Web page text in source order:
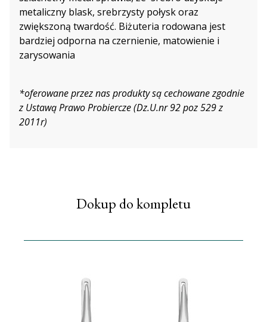
metaliczny blask, srebrzysty połysk oraz
zwiększoną twardość. Biżuteria rodowana jest
bardziej odporna na czernienie, matowienie i
zarysowania
*oferowane przez nas produkty są cechowane zgodnie
z Ustawą Prawo Probiercze (Dz.U.nr 92 poz 529 z
2011r)
Dokup do kompletu